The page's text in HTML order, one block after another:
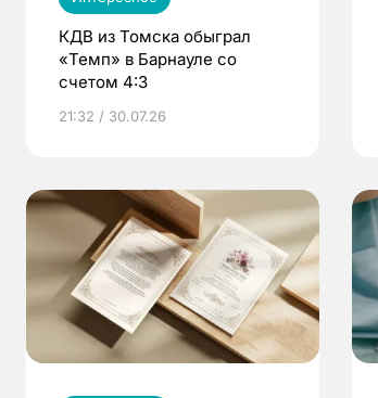
КДВ из Томска обыграл
«Темп» в Барнауле со
счетом 4:3
21:32 / 30.07.26